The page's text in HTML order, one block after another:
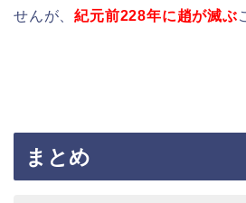
せんが、紀元前228年に趙が滅ぶ
まとめ